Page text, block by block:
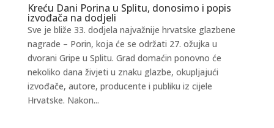
Kreću Dani Porina u Splitu, donosimo i popis
izvođača na dodjeli
Sve je bliže 33. dodjela najvažnije hrvatske glazbene
nagrade – Porin, koja će se održati 27. ožujka u
dvorani Gripe u Splitu. Grad domaćin ponovno će
nekoliko dana živjeti u znaku glazbe, okupljajući
izvođače, autore, producente i publiku iz cijele
Hrvatske. Nakon...